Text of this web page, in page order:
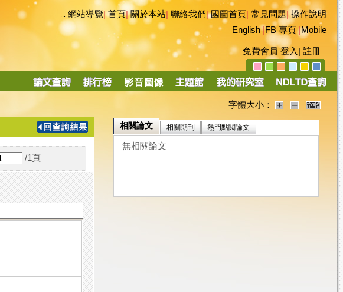
::: 網站導覽|首頁|關於本站 聯絡我們|國圖首頁 常見問題|操作說明
English|FB 專頁|Mobile
免費會員 登入 註冊
導
字體大小：
/1 頁
相關論文 相關期刊 熱門點閱論文
無相關論文